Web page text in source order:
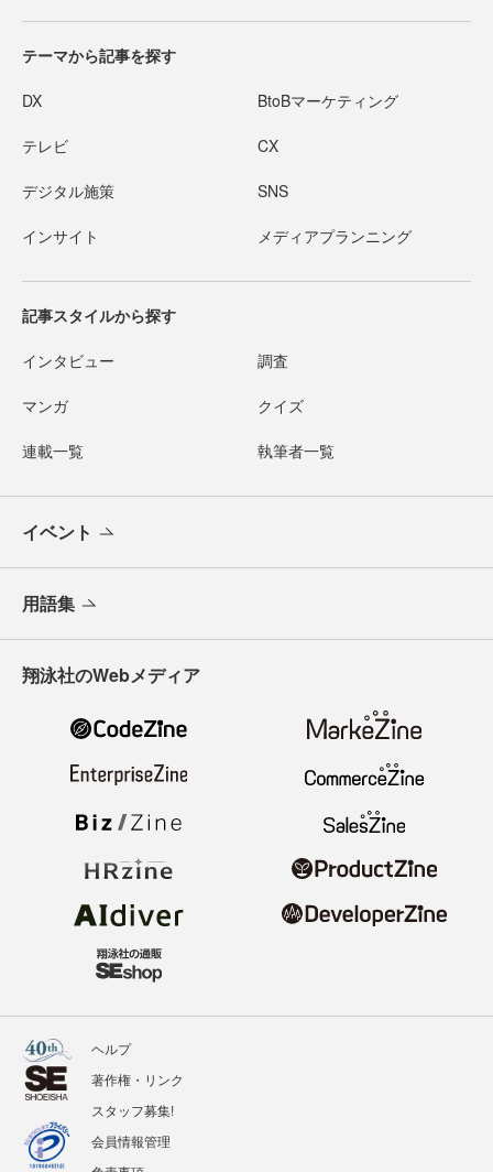
テーマから記事を探す
DX BtoBマーケティング
テレビ CX
デジタル施策 SNS
インサイト メディアプランニング
記事スタイルから探す
インタビュー 調査
マンガ クイズ
連載一覧 執筆者一覧
イベント
用語集
翔泳社のWebメディア
ヘルプ
著作権・リンク
スタッフ募集!
会員情報管理